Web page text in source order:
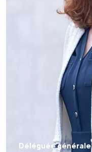
Déléguée